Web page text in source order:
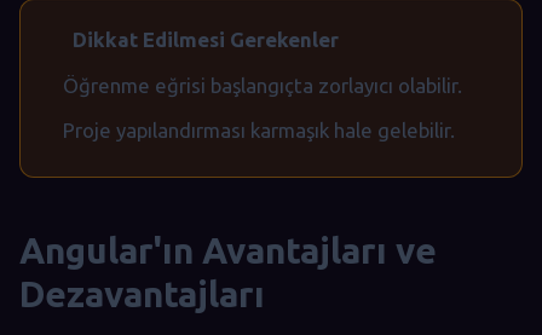
Dikkat Edilmesi Gerekenler
Öğrenme eğrisi başlangıçta zorlayıcı olabilir.
Proje yapılandırması karmaşık hale gelebilir.
Angular'ın Avantajları ve
Dezavantajları